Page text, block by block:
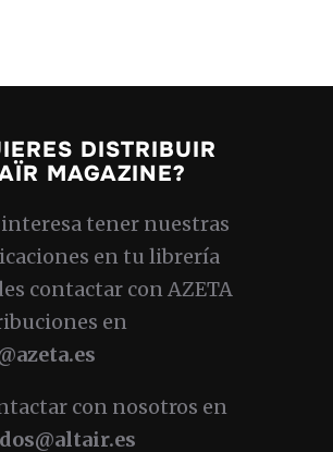
DISTRIBUIR
MAGAZINE?
tener nuestras
en tu librería
contactar con AZETA
en
con nosotros en